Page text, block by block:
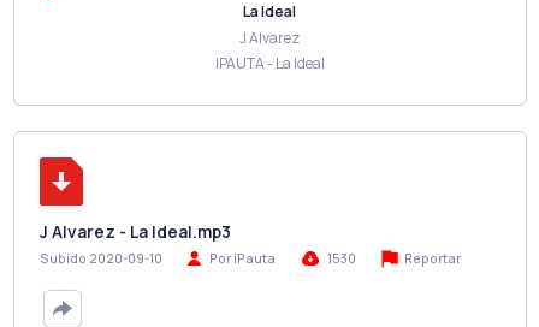
La Ideal
J Alvarez
IPAUTA - La Ideal
J Alvarez - La Ideal.mp3
Subido 2020-09-10 Por iPauta 1530 Reportar